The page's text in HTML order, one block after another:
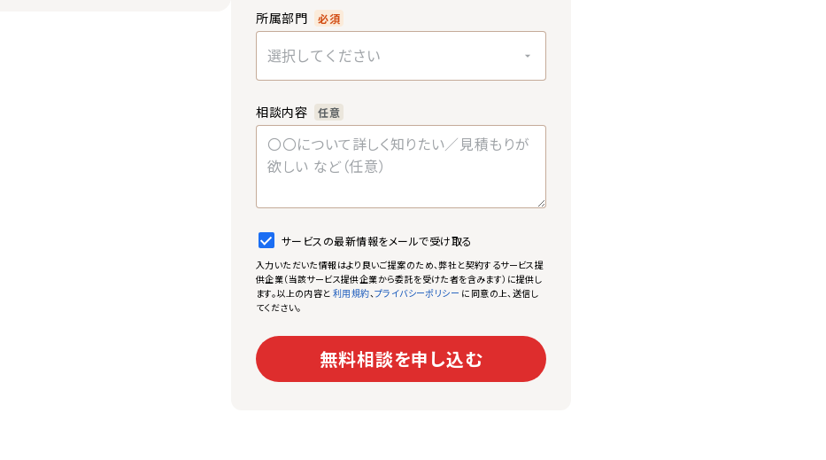
所属部門 必須
選択してください
相談内容 任意
サービスの最新情報をメールで受け取る
入力いただいた情報はより良いご提案のため、弊社と契約するサービス提
供企業（当該サービス提供企業から委託を受けた者を含みます）に提供し
ます。以上の内容と利用規約、プライバシーポリシー に同意の上、送信し
てください。
無料相談を申し込む